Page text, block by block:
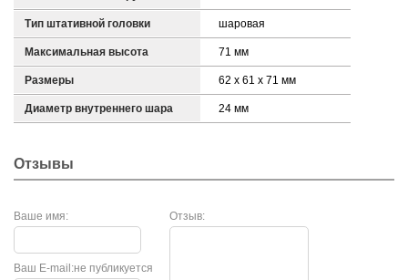
Тип штативной головки шаровая
Максимальная высота 71 мм
Размеры 62 х 61 х 71 мм
Диаметр внутреннего шара 24 мм
Отзывы
Ваше имя: Отзыв:
не публикуется
Ваш E-mail: